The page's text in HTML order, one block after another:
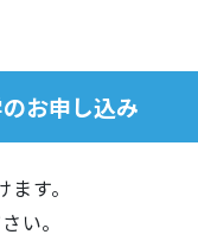
お申し込み
す。
い。